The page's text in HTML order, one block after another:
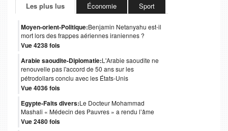
Les plus lus Économie Sport
Moyen-orient-Politique:Benjamin Netanyahu est-il
mort lors des frappes aériennes iraniennes ?
Vue 4238 fois
Arabie saoudite-Diplomatie:L'Arabie saoudite ne
renouvelle pas l'accord de 50 ans sur les
pétrodollars conclu avec les États-Unis
Vue 4036 fois
Egypte-Faits divers:Le Docteur Mohammad
Mashali « Médecin des Pauvres » a rendu l’âme
Vue 2480 fois